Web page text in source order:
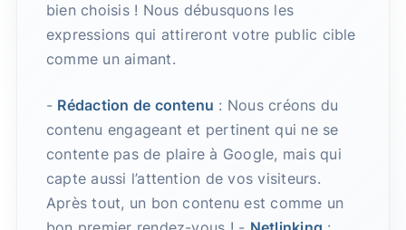
bien choisis ! Nous débusquons les
expressions qui attireront votre public cible
comme un aimant.
- Rédaction de contenu : Nous créons du
contenu engageant et pertinent qui ne se
contente pas de plaire à Google, mais qui
capte aussi l’attention de vos visiteurs.
Après tout, un bon contenu est comme un